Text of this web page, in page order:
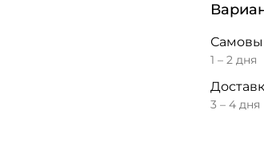
1 – 2 дня
3 – 4 дня